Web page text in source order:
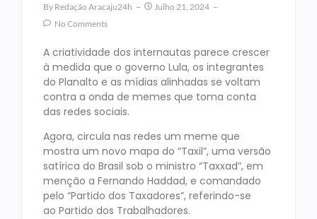
By Redação Aracaju24h
Julho 21, 2024
No Comments
A criatividade dos internautas parece crescer
à medida que o governo Lula, os integrantes
do Planalto e as mídias alinhadas se voltam
contra a onda de memes que toma conta
das redes sociais.
Agora, circula nas redes um meme que
mostra um novo mapa do “Taxil”, uma versão
satírica do Brasil sob o ministro “Taxxad”, em
menção a Fernando Haddad, e comandado
pelo “Partido dos Taxadores”, referindo-se
ao Partido dos Trabalhadores.